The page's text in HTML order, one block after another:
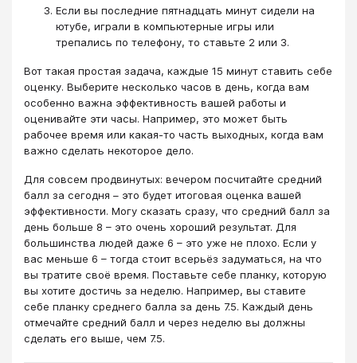
Если вы последние пятнадцать минут сидели на
ютубе, играли в компьютерные игры или
трепались по телефону, то ставьте 2 или 3.
Вот такая простая задача, каждые 15 минут ставить себе
оценку. Выберите несколько часов в день, когда вам
особенно важна эффективность вашей работы и
оценивайте эти часы. Например, это может быть
рабочее время или какая-то часть выходных, когда вам
важно сделать некоторое дело.
Для совсем продвинутых: вечером посчитайте средний
балл за сегодня – это будет итоговая оценка вашей
эффективности. Могу сказать сразу, что средний балл за
день больше 8 – это очень хороший результат. Для
большинства людей даже 6 – это уже не плохо. Если у
вас меньше 6 – тогда стоит всерьёз задуматься, на что
вы тратите своё время. Поставьте себе планку, которую
вы хотите достичь за неделю. Например, вы ставите
себе планку среднего балла за день 7.5. Каждый день
отмечайте средний балл и через неделю вы должны
сделать его выше, чем 7.5.